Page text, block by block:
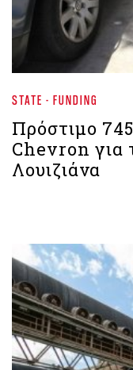
STATE - FUNDING
Πρόστιμο
Chevron για
Λουιζιάνα